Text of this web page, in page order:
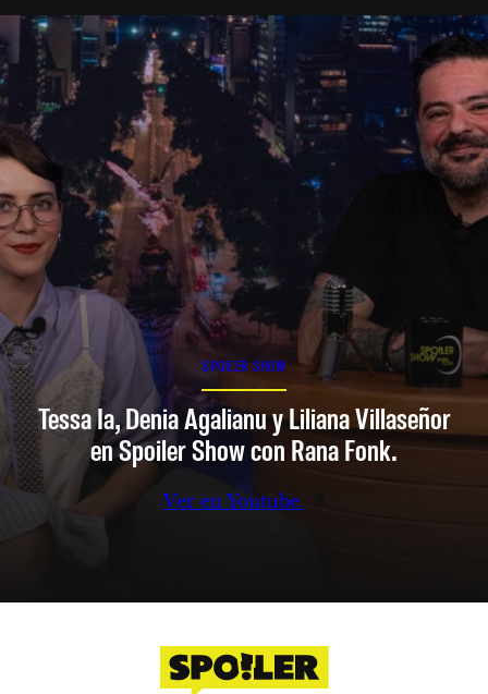
SPOILER SHOW
Tessa Ia, Denia Agalianu y Liliana Villaseñor
en Spoiler Show con Rana Fonk.
Ver en Youtube